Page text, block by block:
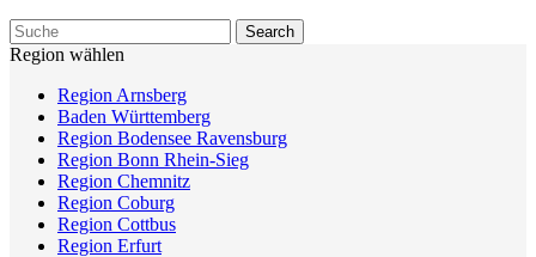
Region wählen
Region Arnsberg
Baden Württemberg
Region Bodensee Ravensburg
Region Bonn Rhein-Sieg
Region Chemnitz
Region Coburg
Region Cottbus
Region Erfurt